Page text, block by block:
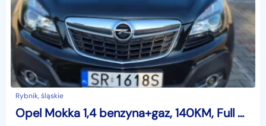
Rybnik, śląskie
Opel Mokka 1,4 benzyna+gaz, 140KM, Full opcja,Zadbany,Garażowany,Osoba niepaląca